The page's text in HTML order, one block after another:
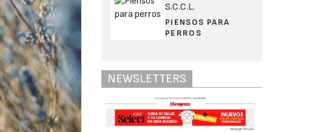
S.C.C.L.
PIENSOS PARA
PERROS
NEWSLETTERS